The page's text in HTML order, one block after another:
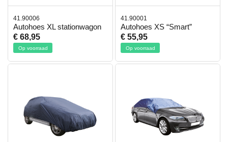
41.90006
Autohoes XL stationwagon
€ 68,95
Op voorraad
41.90001
Autohoes XS “Smart”
€ 55,95
Op voorraad